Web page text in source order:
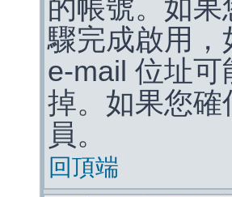
的帳號。如
驟完成啟用
e-mail 位址
掉。如果您
員。
回頂端